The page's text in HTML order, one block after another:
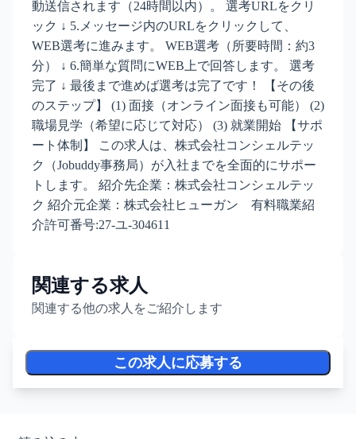
動送信されます（24時間以内）。 選考URLをクリ
ック ↓ 5.メッセージ内のURLをクリックして、
WEB選考に進みます。 WEB選考（所要時間：約3
分） ↓ 6.簡単な質問にWEB上で回答します。 選考
完了 ↓ 最後まで進めば選考は完了です！ 【その後
のステップ】 (1) 面接（オンライン面接も可能） (2)
職場見学（希望に応じて対応） (3) 就業開始 【サポ
ート体制】 この求人は、株式会社コンシェルテッ
ク（Jobuddy事務局）が入社までを全面的にサポー
トします。 紹介先企業：株式会社コンシェルテッ
ク 紹介元企業：株式会社ヒューガン 有料職業紹
介許可番号:27-ユ-304611
関連する求人
関連する他の求人をご紹介します
この求人に応募する